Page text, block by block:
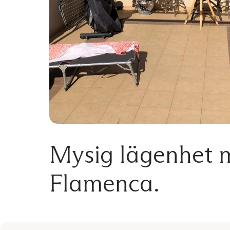
Mysig lägenhet
Flamenca.